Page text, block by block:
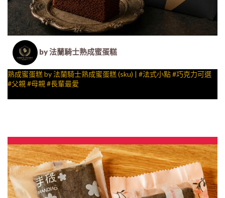
by 法蘭騎士熟成蜜蛋糕
熟成蜜蛋糕 by 法蘭騎士熟成蜜蛋糕 (sku) | #法式小點 #巧克力可選
#父親 #母親 #長輩最愛